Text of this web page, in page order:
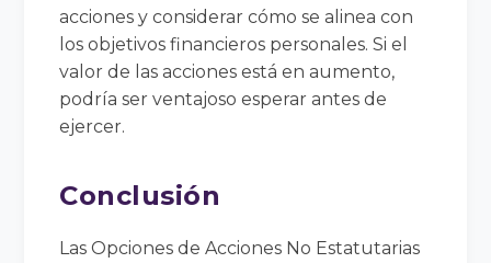
acciones y considerar cómo se alinea con
los objetivos financieros personales. Si el
valor de las acciones está en aumento,
podría ser ventajoso esperar antes de
ejercer.
Conclusión
Las Opciones de Acciones No Estatutarias